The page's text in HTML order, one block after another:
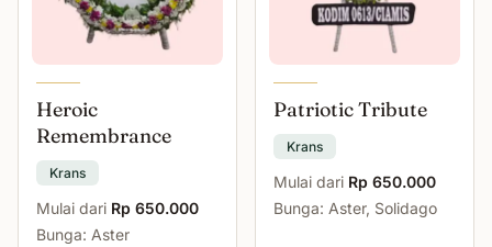
Heroic
Remembrance
Krans
Mulai dari Rp 650.000
Bunga: Aster
Patriotic Tribute
Krans
Mulai dari Rp 650.000
Bunga: Aster, Solidago